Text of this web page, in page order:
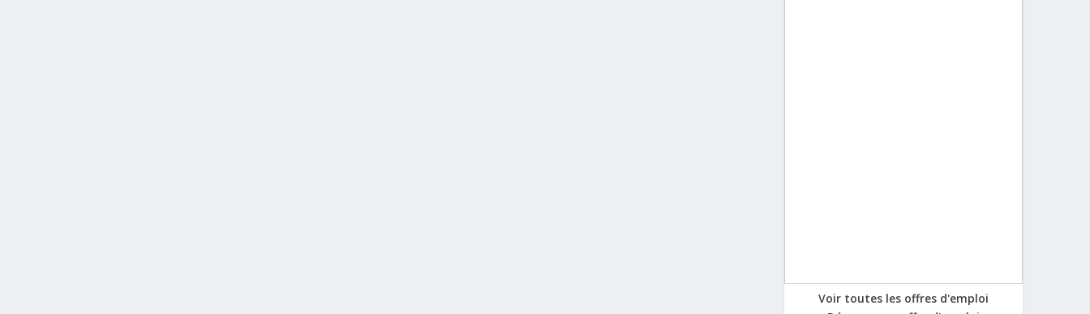
Voir toutes les offres d'emploi